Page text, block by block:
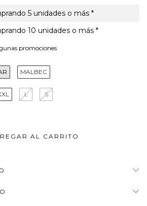
5 unidades o más *
10 unidades o más *
promociones
MALBEC
L S